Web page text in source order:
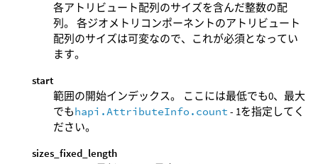
各アトリビュート配列のサイズを含んだ整数の配
列。 各ジオメトリコンポーネントのアトリビュート
配列のサイズは可変なので、これが必須となってい
ます。
start
範囲の開始インデックス。 ここには最低でも0、最大
でもhapi.AttributeInfo.count - 1を指定してく
ださい。
sizes_fixed_length